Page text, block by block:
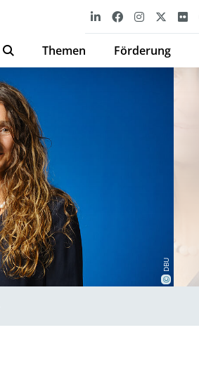
Themen Förderung
©
DBU